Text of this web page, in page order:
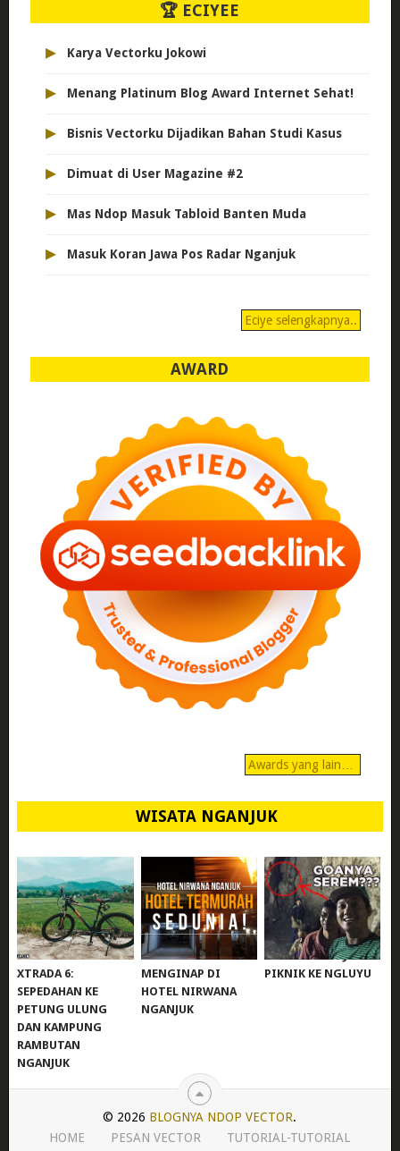
🏆 ECIYEE
▸ Karya Vectorku Jokowi
▸ Menang Platinum Blog Award Internet Sehat!
▸ Bisnis Vectorku Dijadikan Bahan Studi Kasus
▸ Dimuat di User Magazine #2
▸ Mas Ndop Masuk Tabloid Banten Muda
▸ Masuk Koran Jawa Pos Radar Nganjuk
Eciye selengkapnya..
AWARD
Awards yang lain…
WISATA NGANJUK
REVIEW POLYGON
XTRADA 6:
SEPEDAHAN KE
PETUNG ULUNG
DAN KAMPUNG
RAMBUTAN
NGANJUK
MURAH BANGET!
MENGINAP DI
HOTEL NIRWANA
NGANJUK
WISATA NGANJUK:
PIKNIK KE NGLUYU
© 2026 BLOGNYA NDOP VECTOR.
HOME
PESAN VECTOR
TUTORIAL-TUTORIAL